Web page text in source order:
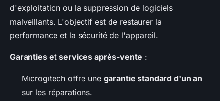
d'exploitation ou la suppression de logiciels
malveillants. L'objectif est de restaurer la
performance et la sécurité de l'appareil.
Garanties et services après-vente :
Microgitech offre une garantie standard d'un an
sur les réparations.